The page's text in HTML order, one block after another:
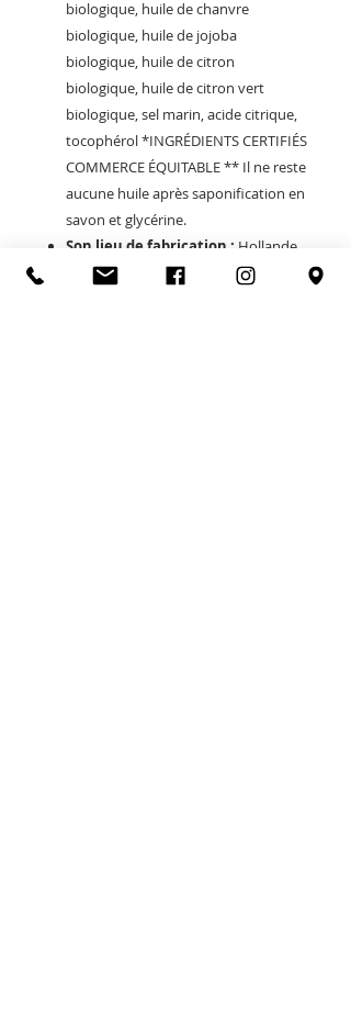
biologique, huile de chanvre
biologique, huile de jojoba
biologique, huile de citron
biologique, huile de citron vert
biologique, sel marin, acide citrique,
tocophérol *INGRÉDIENTS CERTIFIÉS
COMMERCE ÉQUITABLE ** Il ne reste
aucune huile après saponification en
savon et glycérine.
Son lieu de fabrication : Hollande